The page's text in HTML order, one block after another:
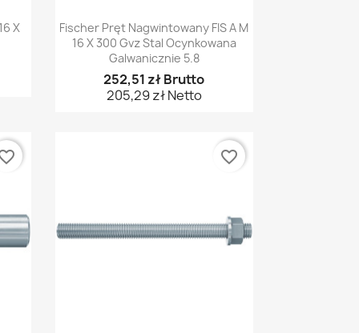
X
Szybki podgląd
Fischer Pręt Nagwintowany FIS A M
16 X 300 Gvz Stal Ocynkowana
Galwanicznie 5.8
252,51 zł Brutto
205,29 zł Netto
favorite_border